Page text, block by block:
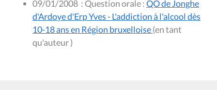
09/01/2008 : Question orale :QO de Jonghe
d'Ardoye d'Erp Yves - L'addiction à l'alcool dès
10-18 ans en Région bruxelloise(en tant
qu'auteur )